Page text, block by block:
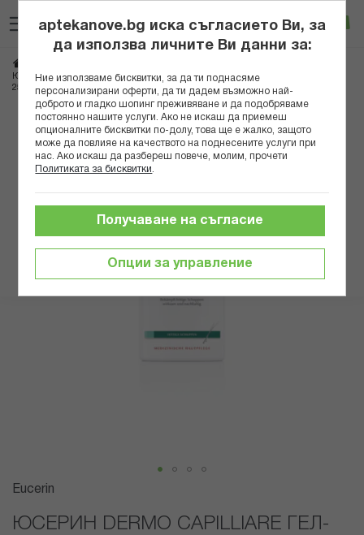
към
съдържанието
Вход
ЮСЕРИН DERMO CAPILLIARE ГЕЛ-ШАМПОАН ПРОТИВ МАЗЕН ПЪРХОТ
250МЛ А
Преминете
края
галерията
изображенията
Преминете
началото
Eucerin
ЮСЕРИН DERMO CAPILLIARE ГЕЛ-
aptekanove.bg иска съгласието Ви, за
да използва личните Ви данни за:
Ние използваме бисквитки, за да ти поднасяме
персонализирани оферти, да ти дадем възможно най-
доброто и гладко шопинг преживяване и да подобряваме
постоянно нашите услуги. Ако не искаш да приемеш
опционалните бисквитки по-долу, това ще е жалко, защото
може да повлияе на качеството на поднесените услуги при
нас. Ако искаш да разбереш повече, молим, прочети
Политиката за бисквитки
Опции за управление
Получаване на съгласие